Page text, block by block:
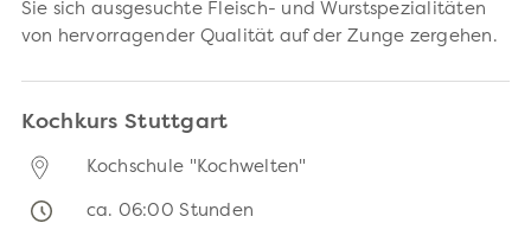
Sie sich ausgesuchte Fleisch- und Wurstspezialitäten
von hervorragender Qualität auf der Zunge zergehen.
Kochkurs Stuttgart
Kochschule "Kochwelten"
ca. 06:00 Stunden